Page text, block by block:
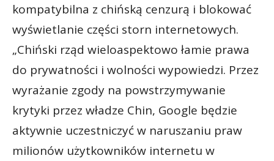
kompatybilna z chińską cenzurą i blokować
wyświetlanie części storn internetowych.
„Chiński rząd wieloaspektowo łamie prawa
do prywatności i wolności wypowiedzi. Przez
wyrażanie zgody na powstrzymywanie
krytyki przez władze Chin, Google będzie
aktywnie uczestniczyć w naruszaniu praw
milionów użytkowników internetu w